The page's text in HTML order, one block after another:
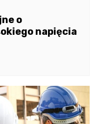
o
napięcia